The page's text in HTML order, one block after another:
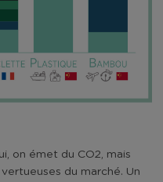
on émet du CO2, mais
du marché. Un